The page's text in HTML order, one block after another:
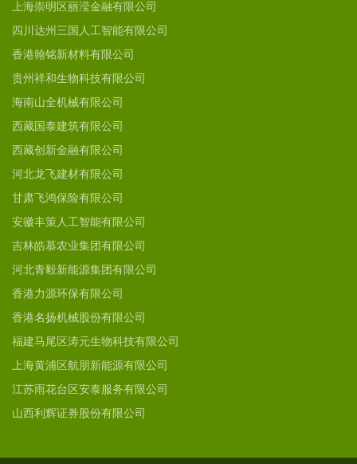
上海崇明区丽滢金融有限公司
四川达州三国人工智能有限公司
香港翰铭新材料有限公司
贵州祥和生物科技有限公司
海南山全机械有限公司
西藏国泰建筑有限公司
西藏创新金融有限公司
河北龙飞建材有限公司
甘肃飞鸿保险有限公司
安徽丰策人工智能有限公司
吉林皓慕农业集团有限公司
河北青毅新能源集团有限公司
香港力源环保有限公司
香港名扬机械股份有限公司
福建马尾区涛元生物科技有限公司
上海黄浦区航朋新能源有限公司
江苏雨花台区安泰服务有限公司
山西利辉证券股份有限公司